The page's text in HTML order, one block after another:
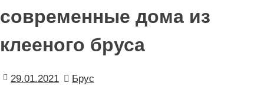
современные дома из
клееного бруса
29.01.2021 Брус